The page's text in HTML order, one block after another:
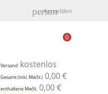
person
Anmelden
0
Versand kostenlos
Gesamt (inkl. MwSt.) 0,00 €
enthaltene MwSt. 0,00 €